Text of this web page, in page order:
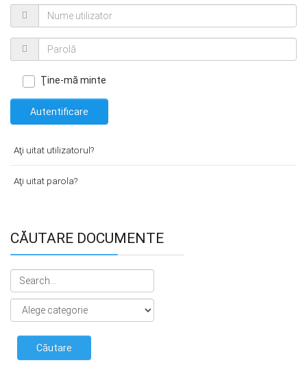
Ţine-mă minte
Autentificare
Aţi uitat utilizatorul?
Aţi uitat parola?
CĂUTARE DOCUMENTE